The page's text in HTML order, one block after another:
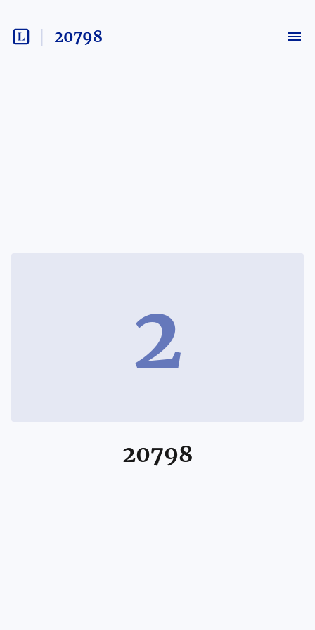
20798
2
20798